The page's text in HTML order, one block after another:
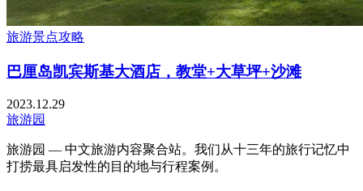
旅游景点攻略
巴厘岛凯宾斯基大酒店，教堂+大草坪+沙滩
2023.12.29
旅游园
旅游园 — 中文旅游内容聚合站。我们从十三年的旅行记忆中
打捞最具启发性的目的地与行程案例。